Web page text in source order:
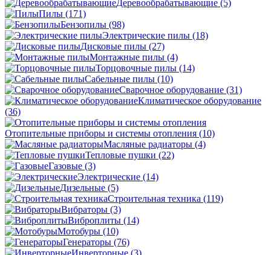
Деревообрабатывающие (5)
Пилы (171)
Бензопилы (98)
Электрические пилы (18)
Дисковые пилы (27)
Монтажные пилы (4)
Торцовочные пилы (14)
Сабельные пилы (10)
Сварочное оборудование (31)
Климатическое оборудование
(36)
Отопительные приборы и системы отопления (10)
Масляные радиаторы (4)
Тепловые пушки (22)
Газовые (3)
Электрические (14)
Дизельные (5)
Строительная техника (119)
Вибраторы (3)
Виброплиты (14)
Мотобуры (10)
Генераторы (76)